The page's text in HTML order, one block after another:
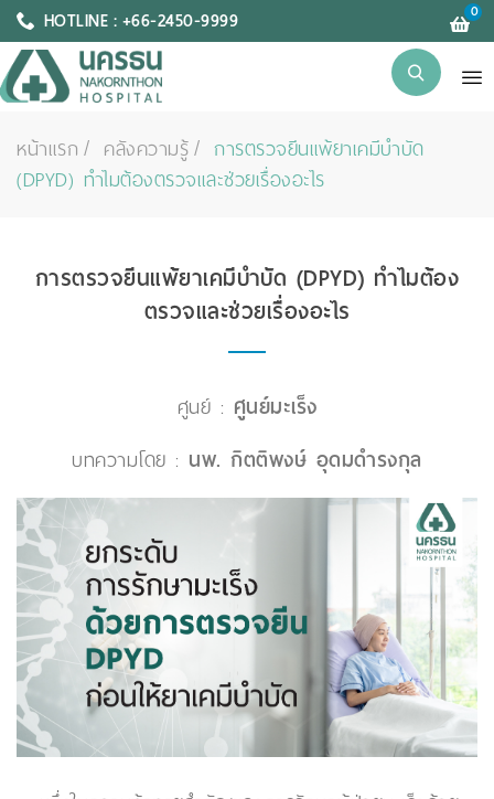
HOTLINE : +66-2450-9999 0
หน้าแรก คลังความรู้
การตรวจยีนแพ้ยาเคมีบำบัด
(DPYD) ทำไมต้องตรวจและช่วยเรื่องอะไร
การตรวจยีนแพ้ยาเคมีบำบัด (DPYD) ทำไมต้อง
ตรวจและช่วยเรื่องอะไร
ศูนย์ : ศูนย์มะเร็ง
บทความโดย : นพ. กิตติพงษ์ อุดมดำรงกุล